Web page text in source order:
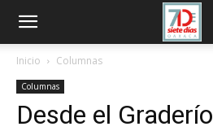
Inicio Columnas
Columnas
Desde el Graderío